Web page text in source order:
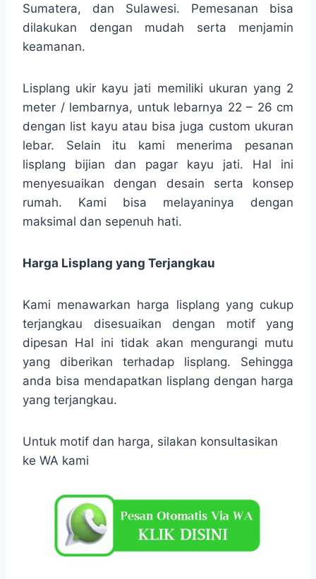
Sumatera, dan Sulawesi. Pemesanan bisa
dilakukan dengan mudah serta menjamin
keamanan.
Lisplang ukir kayu jati memiliki ukuran yang 2
meter / lembarnya, untuk lebarnya 22 – 26 cm
dengan list kayu atau bisa juga custom ukuran
lebar. Selain itu kami menerima pesanan
lisplang bijian dan pagar kayu jati. Hal ini
menyesuaikan dengan desain serta konsep
rumah. Kami bisa melayaninya dengan
maksimal dan sepenuh hati.
Harga Lisplang yang Terjangkau
Kami menawarkan harga lisplang yang cukup
terjangkau disesuaikan dengan motif yang
dipesan Hal ini tidak akan mengurangi mutu
yang diberikan terhadap lisplang. Sehingga
anda bisa mendapatkan lisplang dengan harga
yang terjangkau.
Untuk motif dan harga, silakan konsultasikan
ke WA kami